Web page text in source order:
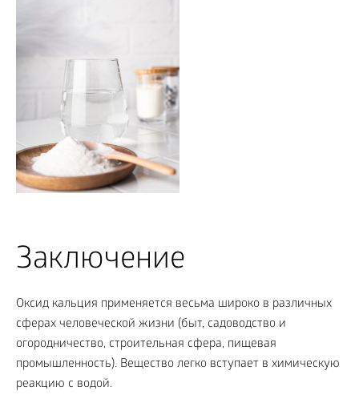
Заключение
Оксид кальция применяется весьма широко в различных
сферах человеческой жизни (быт, садоводство и
огородничество, строительная сфера, пищевая
промышленность). Вещество легко вступает в химическую
реакцию с водой.